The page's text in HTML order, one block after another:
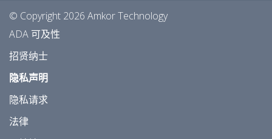
© Copyright 2026 Amkor Technology
ADA 可及性
招贤纳士
隐私声明
隐私请求
法律